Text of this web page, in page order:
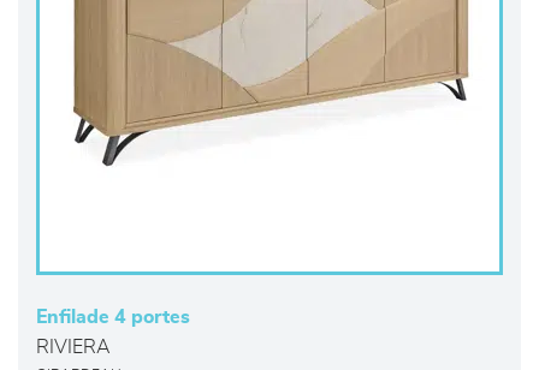
Enfilade 4 portes
RIVIERA